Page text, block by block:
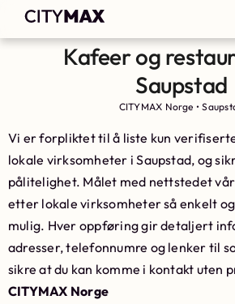
Kafeer og
Saupstad
CITYMAX Norge •
Vi er forpliktet til å liste kun
lokale virksomheter i Saupstad, og
pålitelighet. Målet med nettstedet
etter lokale virksomheter så enkelt
mulig. Hver oppføring gir detaljert
adresser, telefonnumre og lenker til
sikre at du kan komme i kontakt uten
CITYMAX Norge